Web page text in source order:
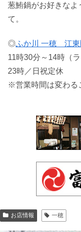
葱鮪鍋がお好きなよ
て。
◎ふか川 一穂 江東
11時30分～14時（
23時／日祝定休
※営業時間は変わる
お店情報 一穂